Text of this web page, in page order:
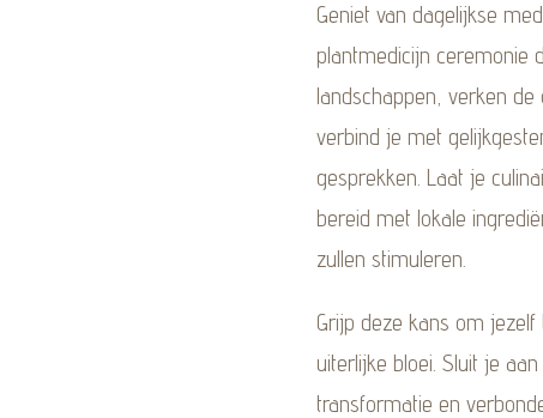
Geniet van dagelijkse
plantmedicijn ceremonie
landschappen, verken
verbind je met
gesprekken. Laat je
bereid met lokale
zullen stimuleren.
Grijp deze kans om
uiterlijke bloei. Sluit je
transformatie en